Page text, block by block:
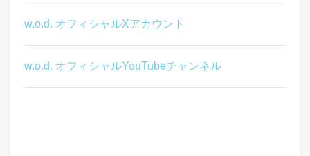
w.o.d. オフィシャルXアカウント
w.o.d. オフィシャルYouTubeチャンネル